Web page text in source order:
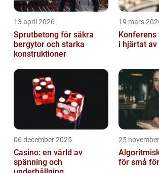
13 april 2026
Sprutbetong för säkra
bergytor och starka
konstruktioner
19 mars
Konferens
i hjärtat av
06 december 2025
Casino: en värld av
spänning och
25
för små